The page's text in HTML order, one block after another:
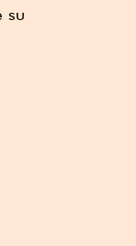
su